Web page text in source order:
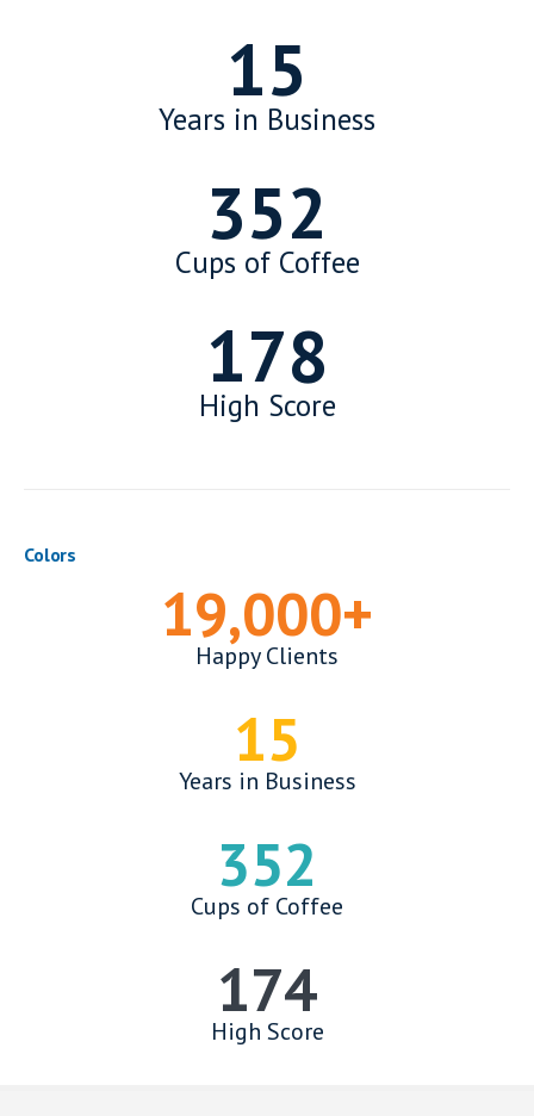
15
Years in Business
352
Cups of Coffee
178
High Score
Colors
19,000+
Happy Clients
15
Years in Business
352
Cups of Coffee
177
High Score